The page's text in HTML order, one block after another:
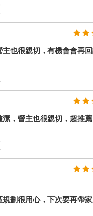
也很親切，有機會會再回
潔，營主也很親切，超推薦
規劃很用心，下次要再帶